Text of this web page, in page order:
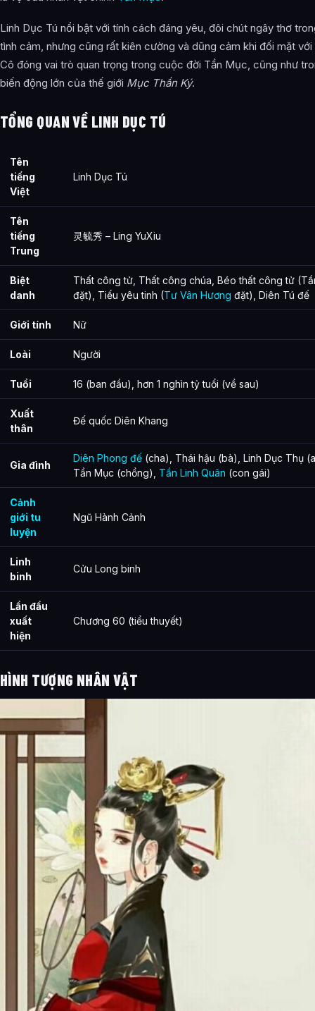
Các mối quan hệ quan trọng của Linh Dục Tú là gì?
Thông tin về Linh Dục Tú được tổng hợp từ đâu?
Linh Dục Tú nổi bật với tính cách đáng yêu, đôi chút ngây thơ
tình cảm, nhưng cũng rất kiên cường và dũng cảm khi đối mặt với
Cô đóng vai trò quan trọng trong cuộc đời Tần Mục, cũng như
biến động lớn của thế giới Mục Thần Ký.
TỔNG QUAN VỀ LINH DỤC TÚ
Tên
tiếng
Việt
Linh Dục Tú
Tên
tiếng
Trung
灵毓秀 – Ling YuXiu
Biệt
danh
Thất công tử, Thất công chúa, Béo thất công tử
đặt), Tiểu yêu tinh (Tư Vân Hương đặt), Diên Tú đế
Giới tính Nữ
Loài Người
Tuổi 16 (ban đầu), hơn 1 nghìn tỷ tuổi (về sau)
Xuất
thân
Đế quốc Diên Khang
Gia đình
Diên Phong đế (cha), Thái hậu (bà), Linh Dục Thụ
Tần Mục (chồng), Tần Linh Quân (con gái)
Cảnh
giới tu
luyện
Ngũ Hành Cảnh
Linh
binh
Cửu Long binh
Lần đầu
xuất
hiện
Chương 60 (tiểu thuyết)
HÌNH TƯỢNG NHÂN VẬT